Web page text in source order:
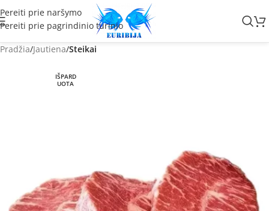
Pereiti prie naršymo
Pereiti prie pagrindinio turinio
Pradžia Jautiena Steikai
IŠPARD
UOTA